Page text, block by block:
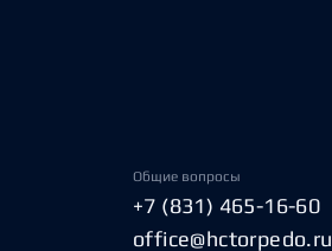
Общие вопросы
+7 (831) 465-16-60
office@hctorpedo.ru